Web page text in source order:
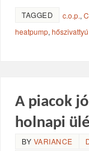
TAGGED c.o.p.,
heatpump,hőszivattyú
A piacok
holnapi
BY VARIANCE